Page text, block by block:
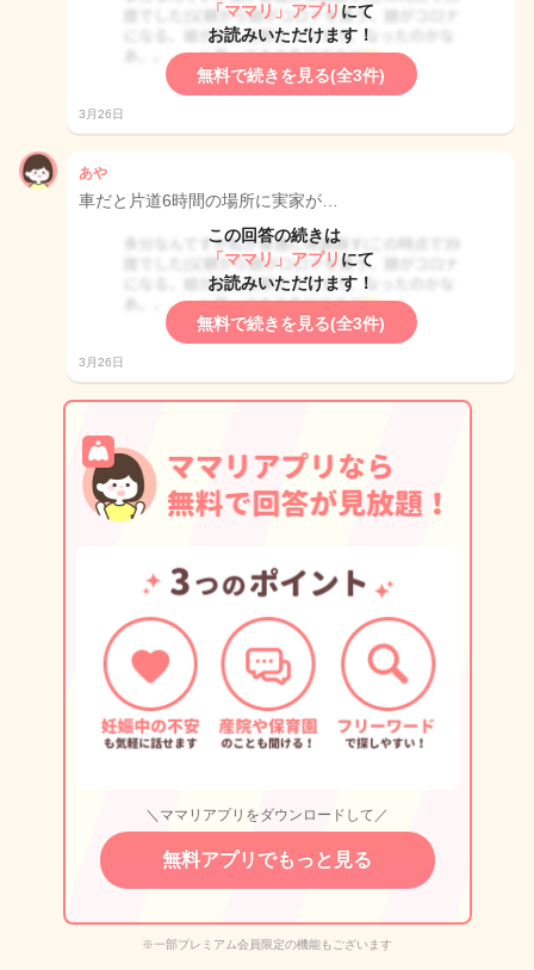
「ママリ」アプリ にて
お読みいただけます！
無料で続きを見る(全3件)
3月26日
あや
車だと片道6時間の場所に実家が…
この回答の続きは
「ママリ」アプリ にて
お読みいただけます！
無料で続きを見る(全3件)
3月26日
＼ママリアプリをダウンロードして／
無料アプリでもっと見る
※一部プレミアム会員限定の機能もございます